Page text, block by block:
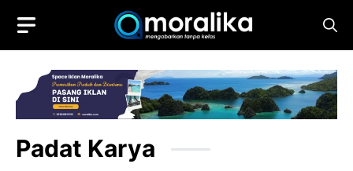
content
Padat Karya